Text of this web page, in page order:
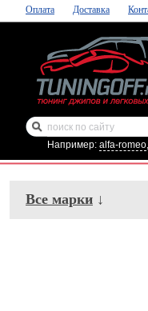
Оплата Доставка
Например: alfa-romeo,
Все марки ↓